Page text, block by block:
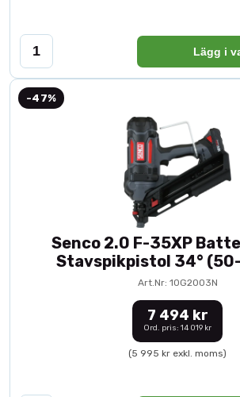
Lägg i
-47%
Senco 2.0 F-35XP
Stavspikpistol 34°
Art.Nr: 10G2003N
7 494 kr
Ord. pris: 14 019 kr
(5 995 kr exkl. moms)